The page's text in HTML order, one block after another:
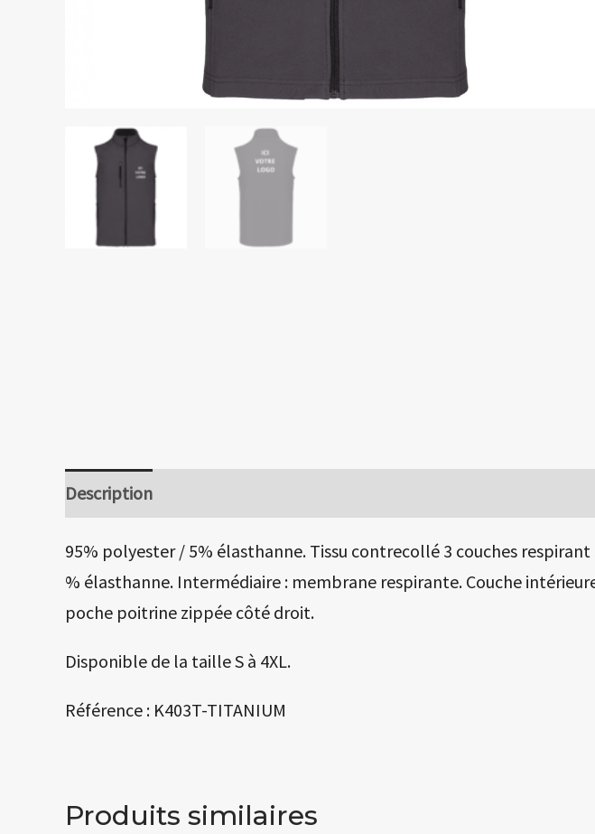
Description
95% polyester / 5% élasthanne. Tissu contrecollé 3 couches
% élasthanne. Intermédiaire : membrane respirante. Couche
poche poitrine zippée côté droit.
Disponible de la taille S à 4XL.
Référence : K403T-TITANIUM
Produits similaires